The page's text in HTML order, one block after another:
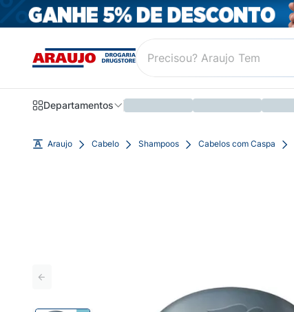
Departamentos
Araujo Cabelo Shampoos Cabelos com Caspa